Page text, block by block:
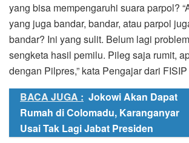
yang bisa mempengaruhi suara parpol?
yang juga bandar, bandar, atau parpol
bandar? Ini yang sulit. Belum lagi
sengketa hasil pemilu. Pileg saja rumit,
dengan Pilpres,” kata Pengajar dari
BACA JUGA : Jokowi Akan Dapat
Rumah di Colomadu, Karanganyar
Usai Tak Lagi Jabat Presiden